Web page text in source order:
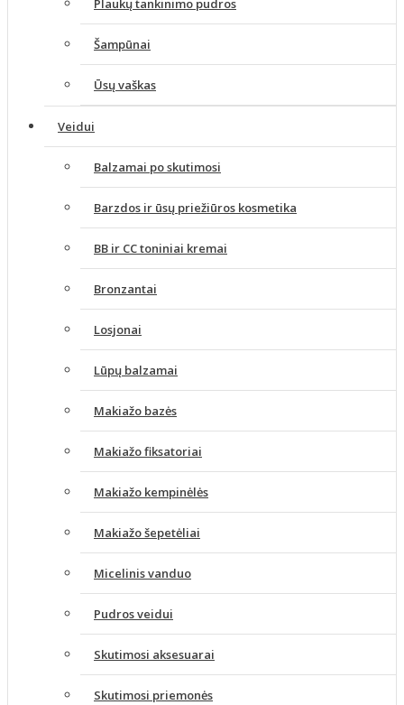
Plaukų tankinimo pudros
Šampūnai
Ūsų vaškas
Veidui
Balzamai po skutimosi
Barzdos ir ūsų priežiūros kosmetika
BB ir CC toniniai kremai
Bronzantai
Losjonai
Lūpų balzamai
Makiažo bazės
Makiažo fiksatoriai
Makiažo kempinėlės
Makiažo šepetėliai
Micelinis vanduo
Pudros veidui
Skutimosi aksesuarai
Skutimosi priemonės